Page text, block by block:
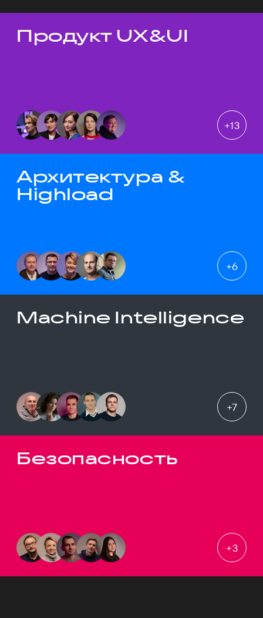
Темы докладов
Продукт UX&UI
+13
Архитектура &
Highload
+6
Machine Intelligence
+7
Безопасность
+3